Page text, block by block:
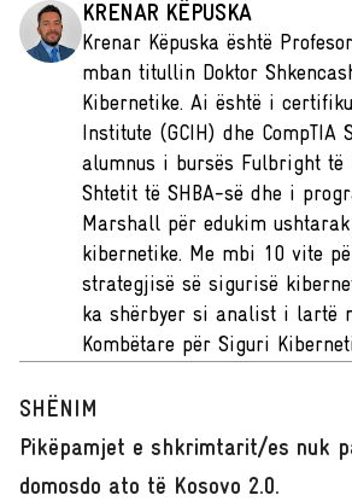
KRENAR KËPUSKA
Krenar Këpuska është
mban titullin Doktor
Kibernetike. Ai është i
Institute (GCIH) dhe CompTIA
alumnus i bursës Fulbright të
Shtetit të SHBA-së dhe i
Marshall për edukim
kibernetike. Me mbi 10 vite
strategjisë së sigurisë
ka shërbyer si analist i lartë
Kombëtare për Siguri
SHËNIM
Pikëpamjet e shkrimtarit/es nuk
domosdo ato të Kosovo 2.0.